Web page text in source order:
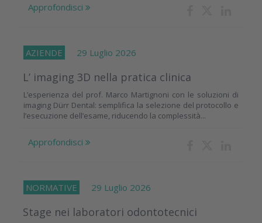
Approfondisci
AZIENDE 29 Luglio 2026
L’ imaging 3D nella pratica clinica
L’esperienza del prof. Marco Martignoni con le soluzioni di
imaging Dürr Dental: semplifica la selezione del protocollo e
l’esecuzione dell’esame, riducendo la complessità...
Approfondisci
NORMATIVE 29 Luglio 2026
Stage nei laboratori odontotecnici